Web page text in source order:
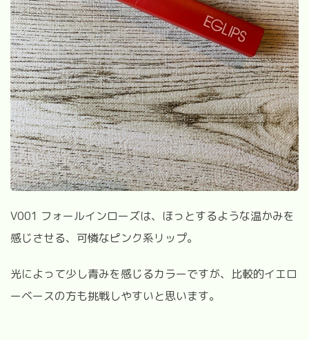
V001 フォールインローズは、ほっとするような温かみを
感じさせる、可憐なピンク系リップ。
光によって少し青みを感じるカラーですが、比較的イエロ
ーベースの方も挑戦しやすいと思います。